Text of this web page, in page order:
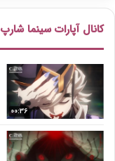
کانال آپارات سینما شارپ
00:36